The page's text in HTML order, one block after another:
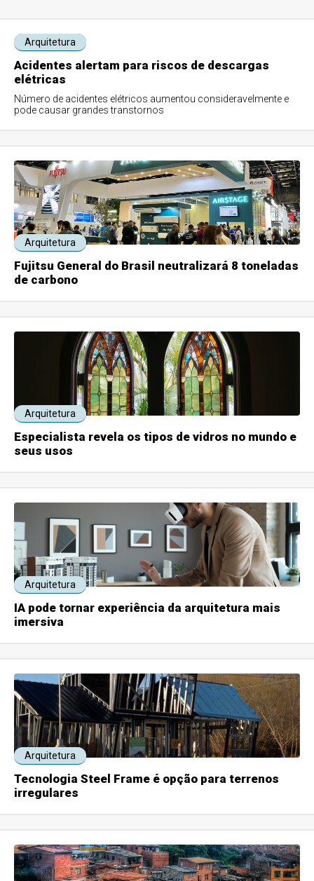
Arquitetura
Acidentes alertam para riscos de descargas
elétricas
Número de acidentes elétricos aumentou consideravelmente e
pode causar grandes transtornos
Arquitetura
Fujitsu General do Brasil neutralizará 8 toneladas
de carbono
Arquitetura
Especialista revela os tipos de vidros no mundo e
seus usos
Arquitetura
IA pode tornar experiência da arquitetura mais
imersiva
Arquitetura
Tecnologia Steel Frame é opção para terrenos
irregulares